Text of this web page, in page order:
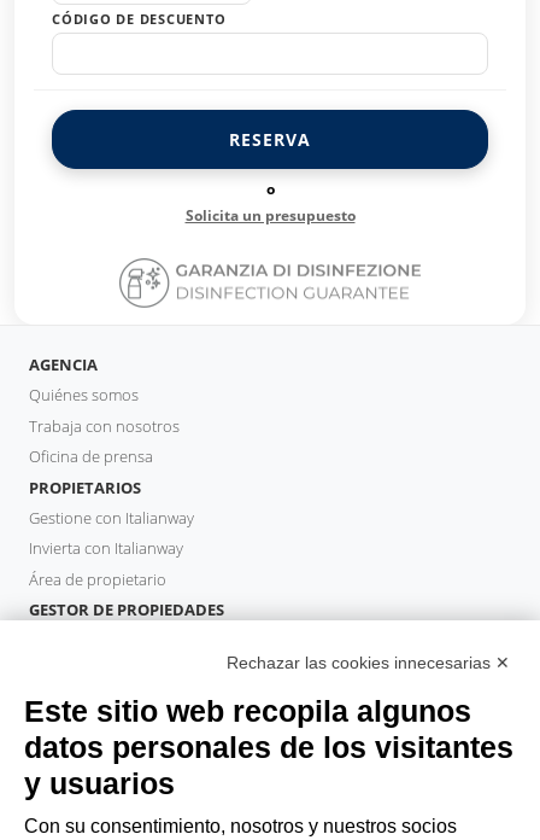
CÓDIGO DE DESCUENTO
RESERVA
o
Solicita un presupuesto
AGENCIA
Quiénes somos
Trabaja con nosotros
Oficina de prensa
PROPIETARIOS
Gestione con Italianway
Invierta con Italianway
Área de propietario
GESTOR DE PROPIEDADES
HUÉSPEDES
Reserve una estancia
Estancias largas
Experiencias para los Huéspedes
Descuentos para husespedes
Rechazar las cookies innecesarias ✕
Este sitio web recopila algunos
datos personales de los visitantes
y usuarios
Con su consentimiento, nosotros y nuestros socios